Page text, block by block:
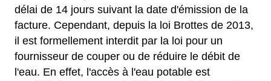
délai de 14 jours suivant la date d'émission de la
facture. Cependant, depuis la loi Brottes de 2013,
il est formellement interdit par la loi pour un
fournisseur de couper ou de réduire le débit de
l'eau. En effet, l'accès à l'eau potable est